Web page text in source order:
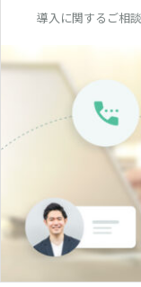
導入に関するご相